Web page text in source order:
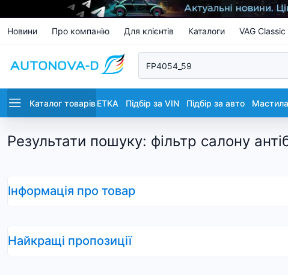
Новини Про компанію Для клієнтів Каталоги VAG Classic
Каталог товарівETKA Підбір за VIN Підбір за авто Мастила
Результати пошуку: фільтр салону
Інформація про товар
Найкращі пропозиції